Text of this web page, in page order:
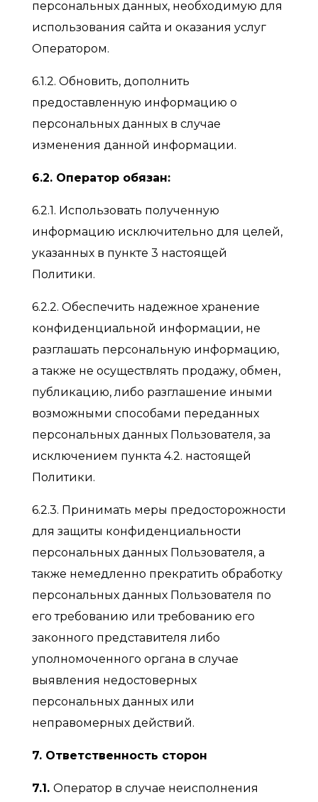
персональных данных, необходимую для
использования сайта и оказания услуг
Оператором.
6.1.2. Обновить, дополнить
предоставленную информацию о
персональных данных в случае
изменения данной информации.
6.2. Оператор обязан:
6.2.1. Использовать полученную
информацию исключительно для целей,
указанных в пункте 3 настоящей
Политики.
6.2.2. Обеспечить надежное хранение
конфиденциальной информации, не
разглашать персональную информацию,
а также не осуществлять продажу, обмен,
публикацию, либо разглашение иными
возможными способами переданных
персональных данных Пользователя, за
исключением пункта 4.2. настоящей
Политики.
6.2.3. Принимать меры предосторожности
для защиты конфиденциальности
персональных данных Пользователя, а
также немедленно прекратить обработку
персональных данных Пользователя по
его требованию или требованию его
законного представителя либо
уполномоченного органа в случае
выявления недостоверных
персональных данных или
неправомерных действий.
7. Ответственность сторон
7.1. Оператор в случае неисполнения